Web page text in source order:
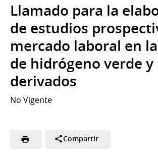
Llamado para la
de estudios
mercado laboral en
de hidrógeno verde y
derivados
No Vigente
Compartir